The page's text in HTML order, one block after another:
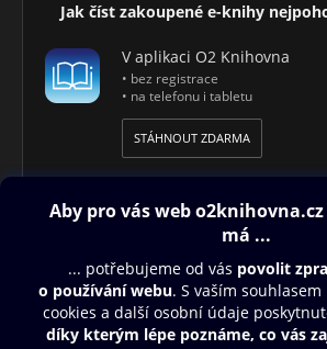
Jak číst zakoupené e-knihy
V aplikaci O2 Knihovna
• bez registrace
• na telefonu i tabletu
STÁHNOUT ZDARMA
Obsah ke stažení
Moje O2 Knihovna